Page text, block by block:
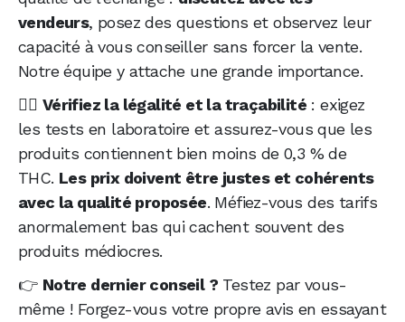
vendeurs, posez des questions et observez leur
capacité à vous conseiller sans forcer la vente.
Notre équipe y attache une grande importance.
🧑‍⚖️ Vérifiez la légalité et la traçabilité : exigez
les tests en laboratoire et assurez-vous que les
produits contiennent bien moins de 0,3 % de
THC. Les prix doivent être justes et cohérents
avec la qualité proposée. Méfiez-vous des tarifs
anormalement bas qui cachent souvent des
produits médiocres.
👉 Notre dernier conseil ? Testez par vous-
même ! Forgez-vous votre propre avis en essayant